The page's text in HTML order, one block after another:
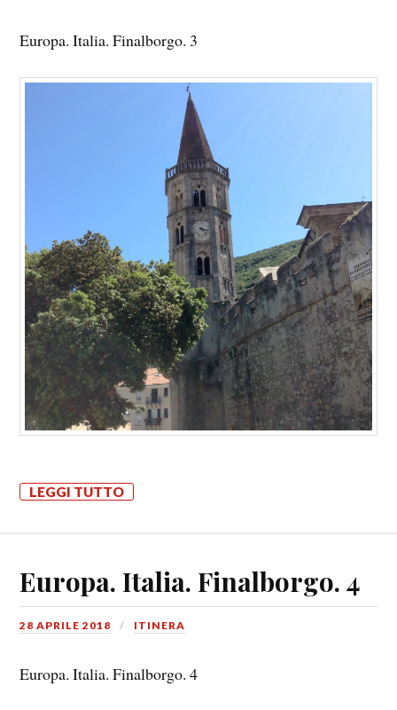
Europa. Italia. Finalborgo. 3
LEGGI TUTTO
Europa. Italia. Finalborgo. 4
28 APRILE 2018 ITINERA
Europa. Italia. Finalborgo. 4